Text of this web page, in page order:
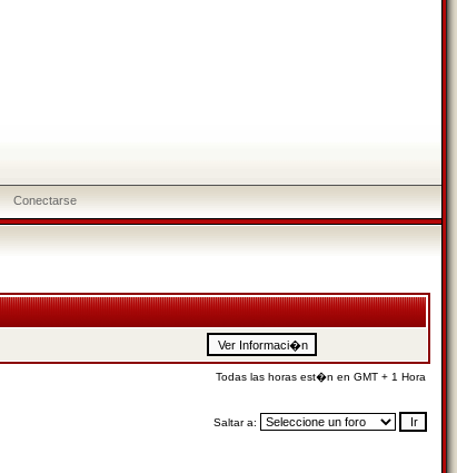
Conectarse
Todas las horas est�n en GMT + 1 Hora
Saltar a: